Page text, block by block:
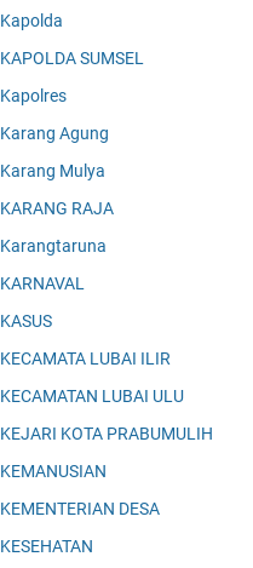
Kapolda
KAPOLDA SUMSEL
Kapolres
Karang Agung
Karang Mulya
KARANG RAJA
Karangtaruna
KARNAVAL
KASUS
KECAMATA LUBAI ILIR
KECAMATAN LUBAI ULU
KEJARI KOTA PRABUMULIH
KEMANUSIAN
KEMENTERIAN DESA
KESEHATAN